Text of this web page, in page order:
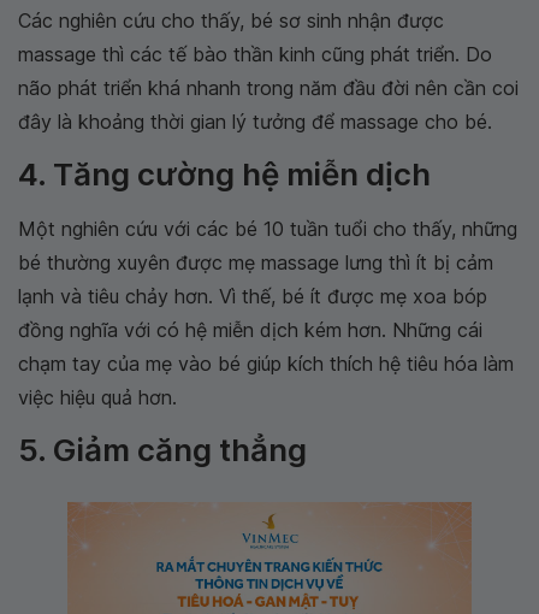
Các nghiên cứu cho thấy, bé sơ sinh nhận được
massage thì các tế bào thần kinh cũng phát triển. Do
não phát triển khá nhanh trong năm đầu đời nên cần coi
đây là khoảng thời gian lý tưởng để massage cho bé.
4. Tăng cường hệ miễn dịch
Một nghiên cứu với các bé 10 tuần tuổi cho thấy, những
bé thường xuyên được mẹ massage lưng thì ít bị cảm
lạnh và tiêu chảy hơn. Vì thế, bé ít được mẹ xoa bóp
đồng nghĩa với có hệ miễn dịch kém hơn. Những cái
chạm tay của mẹ vào bé giúp kích thích hệ tiêu hóa làm
việc hiệu quả hơn.
5. Giảm căng thẳng